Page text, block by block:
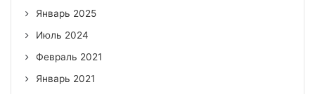
Январь 2025
Июль 2024
Февраль 2021
Январь 2021